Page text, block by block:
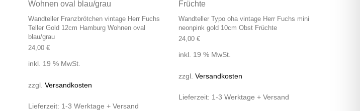
Wandteller Franzbrötchen vintage Herr Fuchs
Teller Gold 12cm Hamburg Wohnen oval
blau/grau
24,00 €
inkl. 19 % MwSt.
zzgl. Versandkosten
Lieferzeit: 1-3 Werktage + Versand
Wandteller Typo oha vintage Herr Fuchs mini
neonpink gold 10cm Obst Früchte
24,00 €
inkl. 19 % MwSt.
zzgl. Versandkosten
Lieferzeit: 1-3 Werktage + Versand